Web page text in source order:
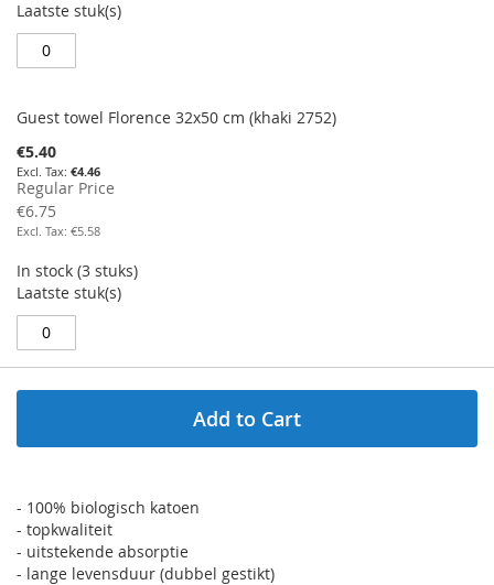
Guest towel Florence 32x50 cm (khaki 2752)
Special
Price
€5.40
€4.46
Regular Price
€6.75
€5.58
In stock (3 stuks)
Add to Cart
- 100% biologisch katoen
- topkwaliteit
- uitstekende absorptie
- lange levensduur (dubbel gestikt)